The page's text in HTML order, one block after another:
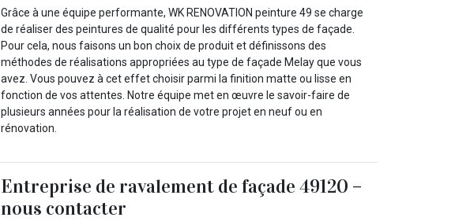
Grâce à une équipe performante, WK RENOVATION peinture 49 se charge
de réaliser des peintures de qualité pour les différents types de façade.
Pour cela, nous faisons un bon choix de produit et définissons des
méthodes de réalisations appropriées au type de façade Melay que vous
avez. Vous pouvez à cet effet choisir parmi la finition matte ou lisse en
fonction de vos attentes. Notre équipe met en œuvre le savoir-faire de
plusieurs années pour la réalisation de votre projet en neuf ou en
rénovation.
Entreprise de ravalement de façade 49120 –
nous contacter